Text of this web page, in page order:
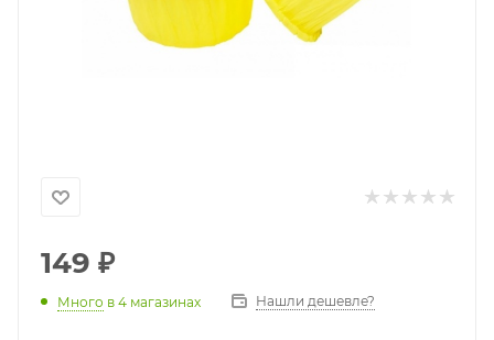
149 ₽
Много в 4 магазинах Нашли дешевле?